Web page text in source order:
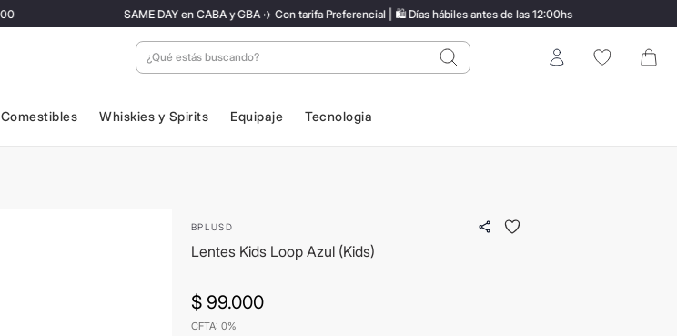
SAME DAY en CABA y GBA ✈️ Con tarifa Preferencial | 🛍️ Días hábiles antes de las 12:00hs
¿Qué estás buscando? Entrar
Comestibles Whiskies y Spirits Equipaje Tecnologia
BPLUSD
Lentes Kids Loop Azul (Kids)
$ 99.000
CFTA: 0%